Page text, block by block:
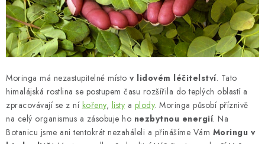
Moringa má nezastupitelné místo v lidovém léčitelství. Tato
himalájská rostlina se postupem času rozšířila do teplých oblastí a
zpracovávají se z ní kořeny, listy a plody. Moringa působí příznivě
na celý organismus a zásobuje ho nezbytnou energií. Na
Botanicu jsme ani tentokrát nezaháleli a přinášíme Vám Moringu v